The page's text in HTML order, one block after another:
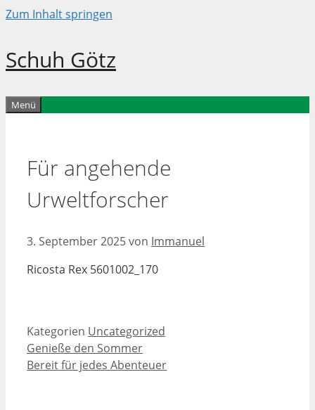
Zum Inhalt springen
Schuh Götz
Menü
Für angehende
Urweltforscher
3. September 2025von Immanuel
Ricosta Rex 5601002_170
Kategorien Uncategorized
Genieße den Sommer
Bereit für jedes Abenteuer